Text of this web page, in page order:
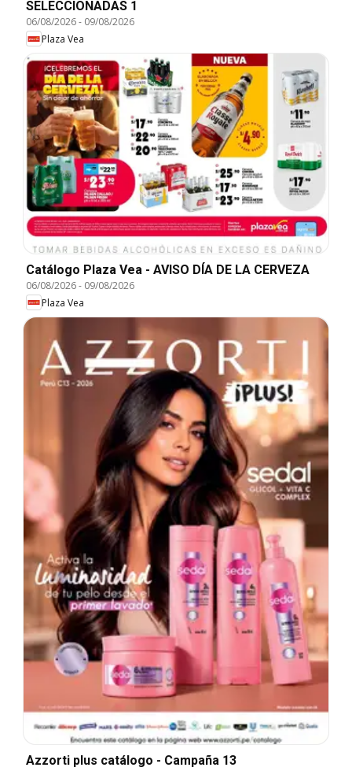
SELECCIONADAS 1
06/08/2026- 09/08/2026
Plaza Vea
Catálogo Plaza Vea - AVISO DÍA DE LA CERVEZA
06/08/2026- 09/08/2026
Plaza Vea
Azzorti plus catálogo - Campaña 13